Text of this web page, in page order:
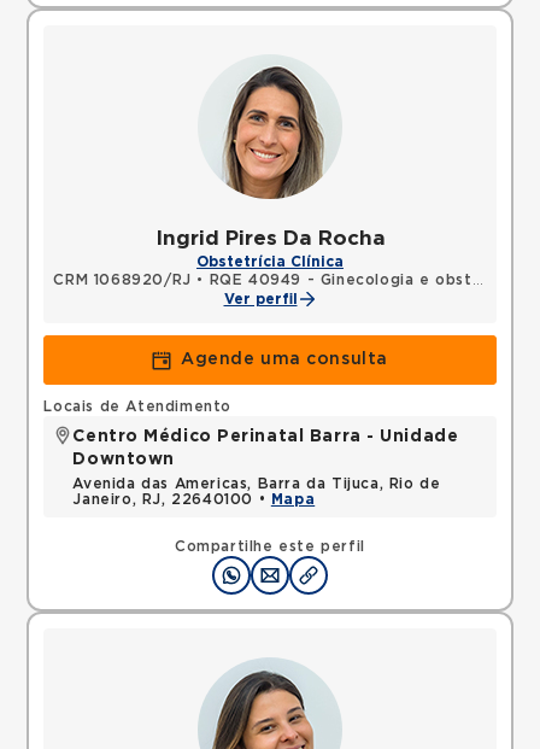
Ingrid Pires Da Rocha
Obstetrícia Clínica
CRM 1068920/RJ •
RQE 40949 - Ginecologia e obstetrícia
Ver perfil
Agende uma consulta
Compartilhe este perfil
Locais de Atendimento
Centro Médico Perinatal Barra - Unidade
Downtown
Avenida das Americas, Barra da Tijuca, Rio de
Janeiro, RJ, 22640100 •
Mapa